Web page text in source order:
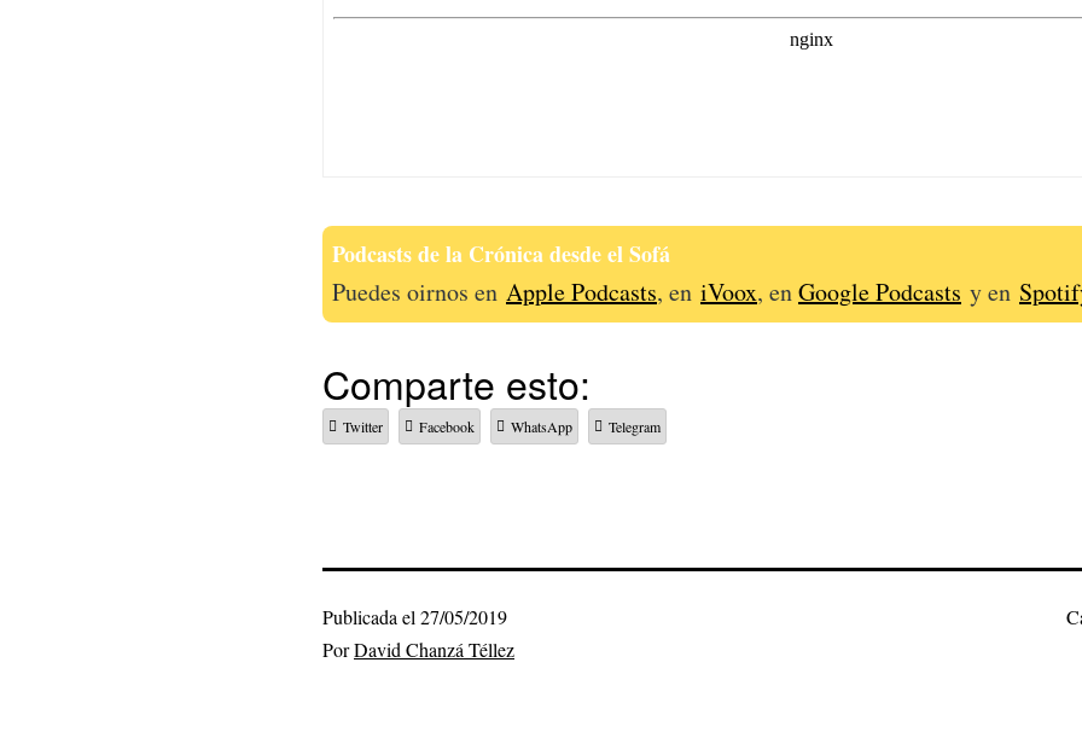
Podcasts de la Crónica desde el Sofá
Puedes oirnos en Apple Podcasts, en iVoox, enGoogle Podcasts y en
Comparte esto:
Twitter Facebook WhatsApp Telegram
Publicada el 27/05/2019
PorDavid Chanzá Téllez